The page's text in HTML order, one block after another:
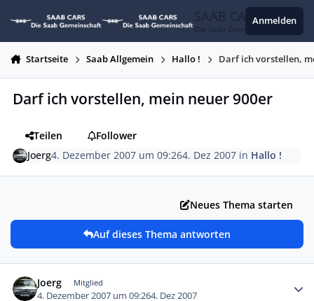
SAAB CARS
Die Saab Gemeinschaft
Anmelden
Startseite Saab Allgemein Hallo ! Darf ich vorstellen,
Darf ich vorstellen, mein neuer 900er
Teilen
Follower
Joerg4. Dezember 2007 um 09:264. Dez 2007 in Hallo !
Neues Thema starten
Auf dieses Thema antworten
Joerg Mitglied
4. Dezember 2007 um 09:264. Dez 2007